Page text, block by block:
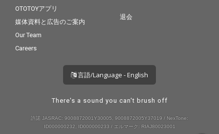
OTOTOYアプリ
媒体資料と広告のご案内
Our Team
Careers
退会
言語/Language - English
There's a sound you can't brush off
許諾 JASRAC: 9008872001Y30005, 9008872005Y37019 / NexTone:
ID000000232, ID000000233 / エルマーク: RIAJ80023001